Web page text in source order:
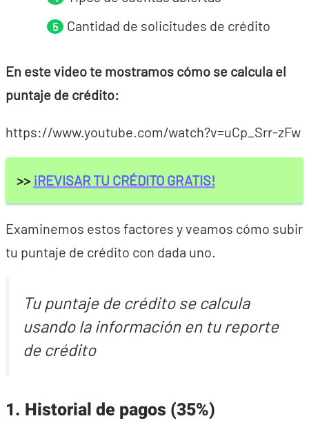
Cantidad de solicitudes de crédito
En este video te mostramos cómo se calcula el
puntaje de crédito:
https://www.youtube.com/watch?v=uCp_Srr-zFw
>> ¡REVISAR TU CRÉDITO GRATIS!
Examinemos estos factores y veamos cómo subir
tu puntaje de crédito con dada uno.
Tu puntaje de crédito se calcula
usando la información en tu reporte
de crédito
1. Historial de pagos (35%)